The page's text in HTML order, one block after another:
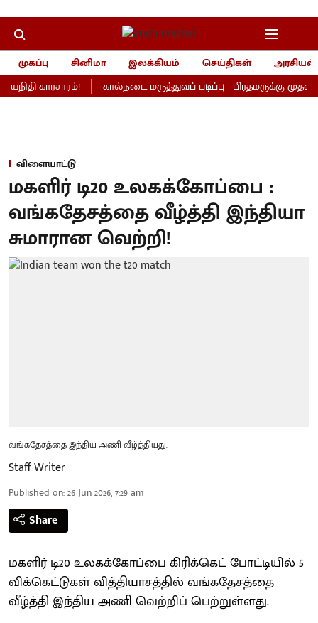
முகப்பு சினிமா இலக்கியம் செய்திகள்
அரசியல்
காரசாரம்!
கால்நடை மருத்துவப் படிப்பு - பிரதமருக்கு
விளையாட்டு
மகளிர் டி20 உலகக்கோப்பை :
வங்கதேசத்தை வீழ்த்தி இந்தியா
சுமாரான வெற்றி!
வங்கதேசத்தை இந்திய அணி வீழ்த்தியது.
Staff Writer
Published on:26 Jun 2026, 7:29 am
Share
மகளிர் டி20 உலகக்கோப்பை கிரிக்கெட் போட்டியில் 5
விக்கெட்டுகள் வித்தியாசத்தில் வங்கதேசத்தை
வீழ்த்தி இந்திய அணி வெற்றிப் பெற்றுள்ளது.